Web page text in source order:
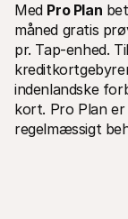
Med Pro Plan
måned gratis
pr. Tap-enhed.
indenlandske
kort. Pro Plan er
regelmæssigt